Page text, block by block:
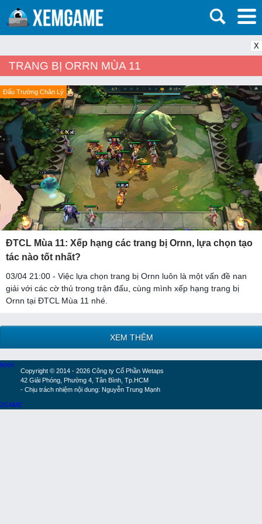
X
TRANG BỊ ORRN MÙA 11
Đấu Trường Chân Lý
ĐTCL Mùa 11: Xếp hạng các trang bị Ornn, lựa chọn tạo
tác nào tốt nhất?
03/04 21:00 - Việc lựa chọn trang bị Ornn luôn là một vấn đề nan
giải với các cờ thủ trong trận đấu, cùng mình xếp hạng trang bị
Ornn tại ĐTCL Mùa 11 nhé.
XEM THÊM
Copyright © 2014 - 2026 Công ty Cổ Phần Wetaps
42 Giải Phóng, Phường 4, Tân Bình, Tp.HCM
- Chịu trách nhiệm nội dung: Nguyễn Trung Mạnh
MXH
2GAME